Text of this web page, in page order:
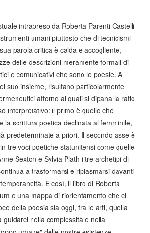
intrapreso da Roberta Parenti Castelli
umani piuttosto che di tecnicismi
parola critica è calda e accogliente,
delle descrizioni meramente formali di
e comunicativi che sono le poesie. A
suo insieme, risultano particolarmente
attorno ai quali si dipana la ratio
interpretativo: il primo è quello che
la scrittura poetica declinata al femminile,
predeterminate a priori. Il secondo asse è
tre voci poetiche statunitensi come quelle
Sexton e Sylvia Plath i tre archetipi di
a trasformarsi e riplasmarsi davanti
E così, il libro di Roberta
e una mappa di riorientamento che ci
della poesia sia oggi, fra le arti, quella
guidarci nella complessità e nella